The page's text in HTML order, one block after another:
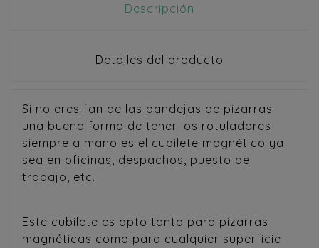
Descripción
Detalles del producto
Si no eres fan de las bandejas de pizarras
una buena forma de tener los rotuladores
siempre a mano es el cubilete magnético ya
sea en oficinas, despachos, puesto de
trabajo, etc.
Este cubilete es apto tanto para pizarras
magnéticas como para cualquier superficie